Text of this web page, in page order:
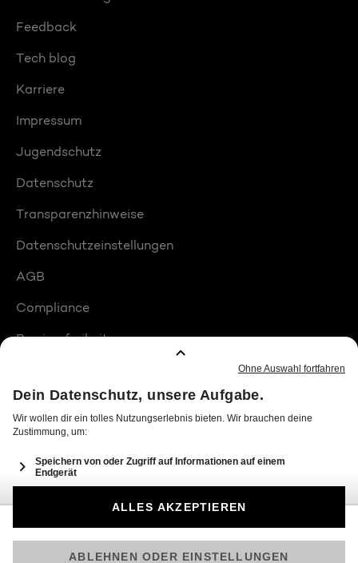
Feedback
Tech blog
Karriere
Impressum
Jugendschutz
Datenschutz
Transparenzhinweise
Datenschutzeinstellungen
AGB
Compliance
Barrierefreiheit